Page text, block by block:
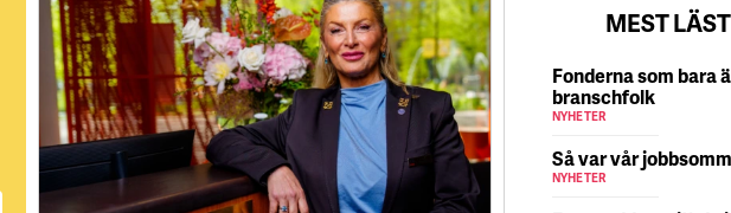
MEST
Fonderna som bara
branschfolk
NYHETER
Så var vår
NYHETER